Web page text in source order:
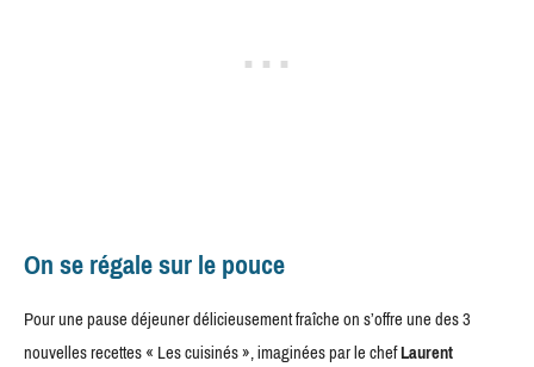
On se régale sur le pouce
Pour une pause déjeuner délicieusement fraîche on s’offre une des 3
nouvelles recettes « Les cuisinés », imaginées par le chefLaurent